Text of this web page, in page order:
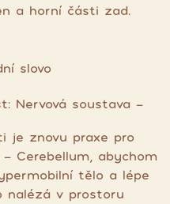
a horní části zad.
slovo
Nervová soustava -
je znovu praxe pro
Cerebellum, abychom
tělo a lépe
nalézá v prostoru